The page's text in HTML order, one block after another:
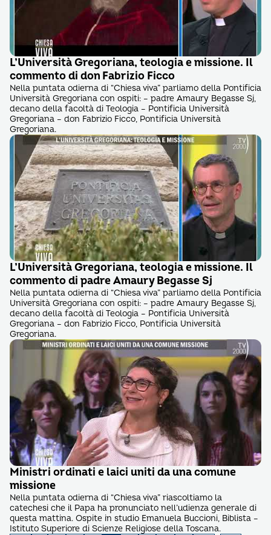
L’Università Gregoriana, teologia e missione. Il
commento di don Fabrizio Ficco
Nella puntata odierna di “Chiesa viva” parliamo della Pontificia
Università Gregoriana con ospiti: – padre Amaury Begasse Sj,
decano della facoltà di Teologia – Pontificia Università
Gregoriana – don Fabrizio Ficco, Pontificia Università
Gregoriana.
L’Università Gregoriana, teologia e missione. Il
commento di padre Amaury Begasse Sj
Nella puntata odierna di “Chiesa viva” parliamo della Pontificia
Università Gregoriana con ospiti: – padre Amaury Begasse Sj,
decano della facoltà di Teologia – Pontificia Università
Gregoriana – don Fabrizio Ficco, Pontificia Università
Gregoriana.
Ministri ordinati e laici uniti da una comune
missione
Nella puntata odierna di “Chiesa viva” riascoltiamo la
catechesi che il Papa ha pronunciato nell’udienza generale di
questa mattina. Ospite in studio Emanuela Buccioni, Biblista –
Istituto Superiore di Scienze Religiose della Toscana.